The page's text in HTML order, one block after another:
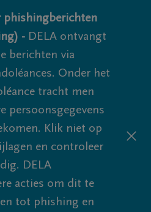
phishingberichten
- DELA ontvangt
berichten via
Onder het
tracht men
persoonsgegevens
Klik niet op
en controleer
DELA
acties om dit te
tot phishing en